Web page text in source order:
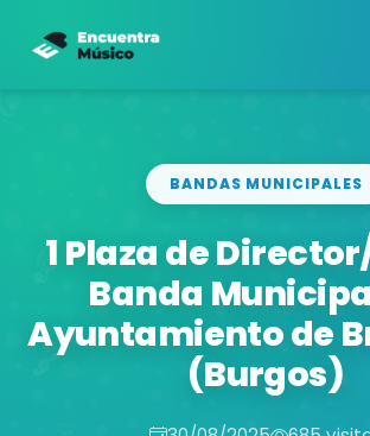
BANDAS MUNICIPALES
1 Plaza de
Banda
Ayuntamiento de
(Burgos)